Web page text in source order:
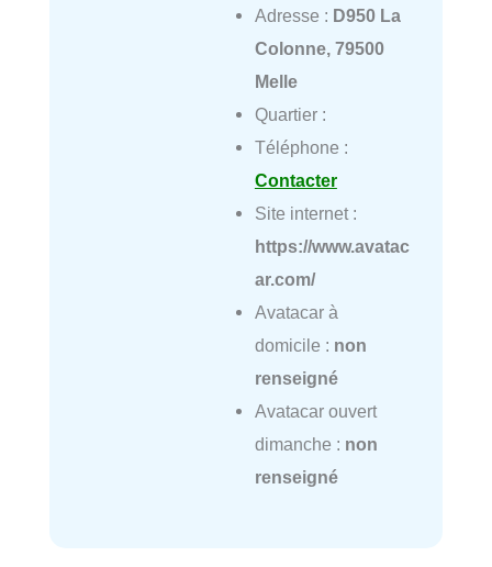
Adresse : D950 La
Colonne, 79500
Melle
Quartier :
Téléphone :
Contacter
Site internet :
https://www.avatac
ar.com/
Avatacar à
domicile : non
renseigné
Avatacar ouvert
dimanche : non
renseigné